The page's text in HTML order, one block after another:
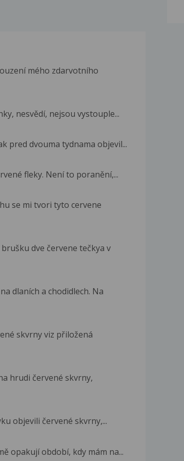
mého zdarvotního
nesvědí, nejsou vystouple...
pred dvouma tydnama objevil...
fleky. Není to poranění,...
se mi tvori tyto cervene
dve červene tečkya v
dlaních a chodidlech. Na
skvrny viz přiložená
hrudi červené skvrny,
objevili červené skvrny,...
opakují období, kdy mám na...